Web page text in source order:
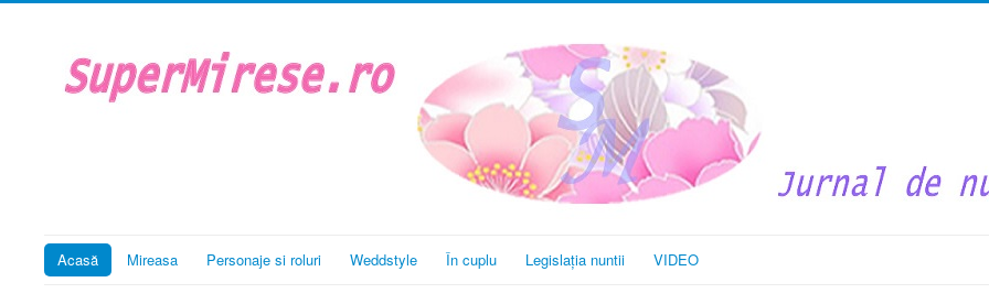
Acasă Mireasa Personaje si roluri Weddstyle În cuplu Legislația nuntii VIDEO